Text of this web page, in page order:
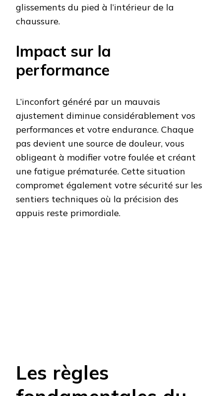
glissements du pied à l’intérieur de la
chaussure.
Impact sur la
performance
L’inconfort généré par un mauvais
ajustement diminue considérablement vos
performances et votre endurance. Chaque
pas devient une source de douleur, vous
obligeant à modifier votre foulée et créant
une fatigue prématurée. Cette situation
compromet également votre sécurité sur les
sentiers techniques où la précision des
appuis reste primordiale.
Les règles